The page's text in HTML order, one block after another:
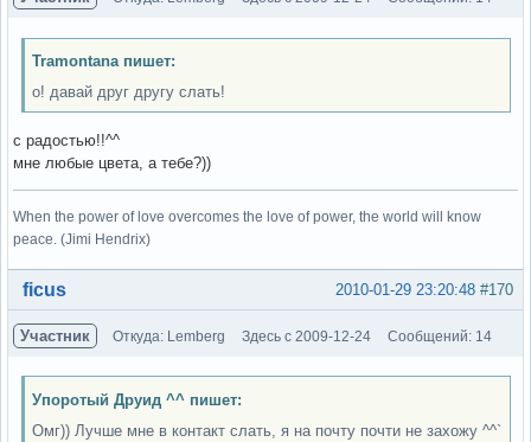
Tramontana пишет:
о! давай друг другу слать!
с радостью!!^^
мне любые цвета, а тебе?))
When the power of love overcomes the love of power, the world will know
peace. (Jimi Hendrix)
Вне форума #170
2010-01-29 23:20:48
ficus
Участник Откуда: Lemberg Здесь с 2009-12-24 Сообщений: 14
Упоротый Друид ^^ пишет:
Омг)) Лучше мне в контакт слать, я на почту почти не захожу ^^`